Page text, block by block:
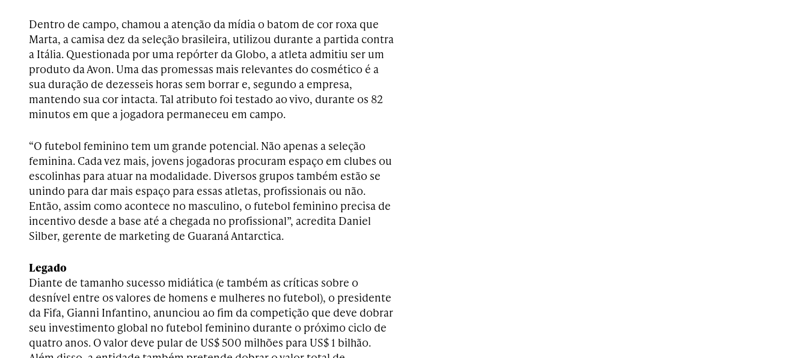
Dentro de campo, chamou a atenção da mídia o batom de cor roxa que
Marta, a camisa dez da seleção brasileira, utilizou durante a partida contra
a Itália. Questionada por uma repórter da Globo, a atleta admitiu ser um
produto da Avon. Uma das promessas mais relevantes do cosmético é a
sua duração de dezesseis horas sem borrar e, segundo a empresa,
mantendo sua cor intacta. Tal atributo foi testado ao vivo, durante os 82
minutos em que a jogadora permaneceu em campo.
“O futebol feminino tem um grande potencial. Não apenas a seleção
feminina. Cada vez mais, jovens jogadoras procuram espaço em clubes ou
escolinhas para atuar na modalidade. Diversos grupos também estão se
unindo para dar mais espaço para essas atletas, profissionais ou não.
Então, assim como acontece no masculino, o futebol feminino precisa de
incentivo desde a base até a chegada no profissional”, acredita Daniel
Silber, gerente de marketing de Guaraná Antarctica.
Legado
Diante de tamanho sucesso midiática (e também as críticas sobre o
desnível entre os valores de homens e mulheres no futebol), o presidente
da Fifa, Gianni Infantino, anunciou ao fim da competição que deve dobrar
seu investimento global no futebol feminino durante o próximo ciclo de
quatro anos. O valor deve pular de US$ 500 milhões para US$ 1 bilhão.